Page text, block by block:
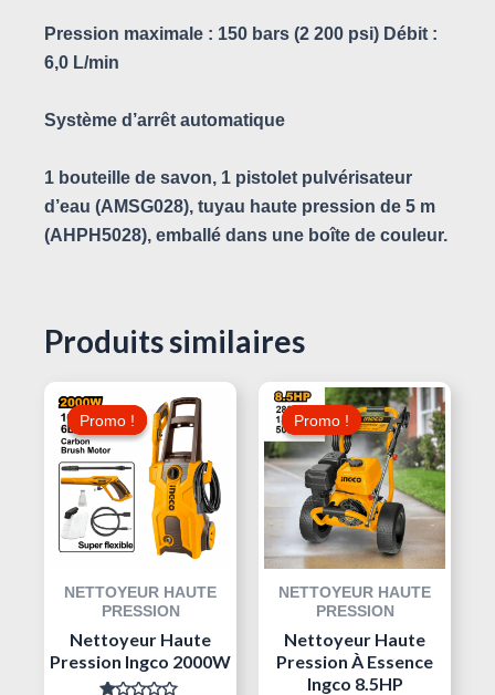
Pression maximale : 150 bars (2 200 psi) Débit :
6,0 L/min
Système d’arrêt automatique
1 bouteille de savon, 1 pistolet pulvérisateur
d’eau (AMSG028), tuyau haute pression de 5 m
(AHPH5028), emballé dans une boîte de couleur.
Produits similaires
Promo !
Promo !
NETTOYEUR HAUTE
PRESSION
Nettoyeur Haute
Pression Ingco 2000W
Prix
Initial
Était :
Le
Actuel
330,000 د.ت.
Promo !
Promo !
NETTOYEUR HAUTE
PRESSION
Nettoyeur Haute
Pression À Essence
Ingco 8.5HP
Le
Prix
Initial
Était :
Le
Prix
Actuel
Est :